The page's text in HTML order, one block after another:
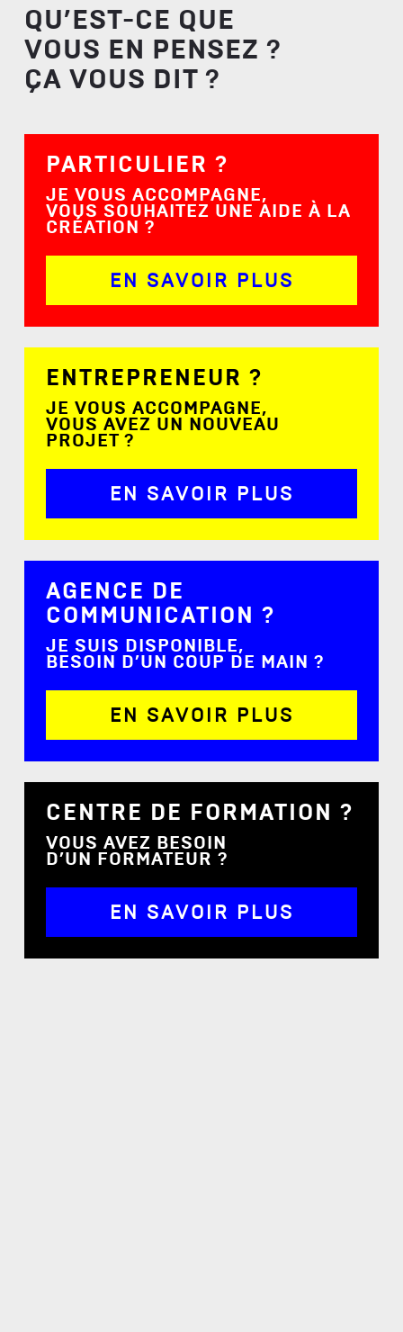
QU’EST-CE QUE
VOUS EN PENSEZ ?
ÇA VOUS DIT ?
PARTICULIER ?
JE VOUS ACCOMPAGNE,
VOUS SOUHAITEZ UNE AIDE À LA
CRÉATION ?
EN SAVOIR PLUS
ENTREPRENEUR ?
JE VOUS ACCOMPAGNE,
VOUS AVEZ UN NOUVEAU
PROJET ?
EN SAVOIR PLUS
AGENCE DE
COMMUNICATION ?
JE SUIS DISPONIBLE,
BESOIN D’UN COUP DE MAIN ?
EN SAVOIR PLUS
CENTRE DE FORMATION ?
VOUS AVEZ BESOIN
D’UN FORMATEUR ?
EN SAVOIR PLUS